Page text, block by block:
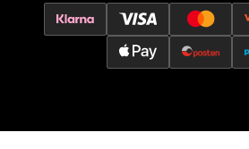
Strømmen - Thon